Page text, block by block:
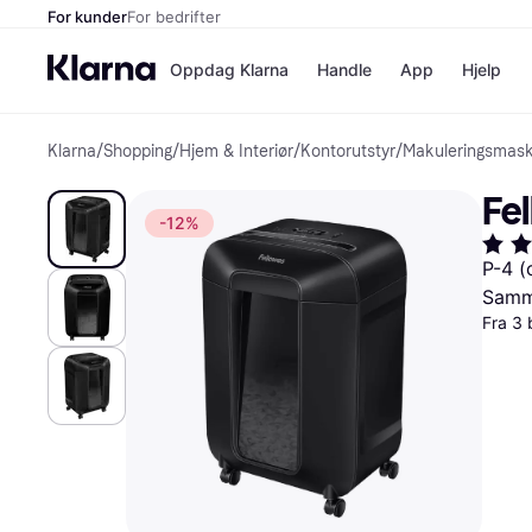
For kunderFor bedrifter
Oppdag Klarna
Betal nå
Betal i 3
Betal innen
Finansiering
Handle
Butikker
kicks.no
App Hjelp
Klarna/Shopping/Hjem & Interiør/Kontorutstyr/
-12%
P-4
Fra 3